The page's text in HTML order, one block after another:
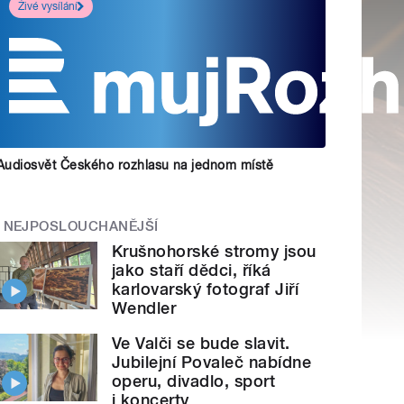
Živé vysílání
Českého rozhlasu na jednom místě
NEJPOSLOUCHANĚJŠÍ
Krušnohorské stromy jsou
jako staří dědci, říká
karlovarský fotograf Jiří
Wendler
Ve Valči se bude slavit.
Jubilejní Povaleč nabídne
operu, divadlo, sport
i koncerty